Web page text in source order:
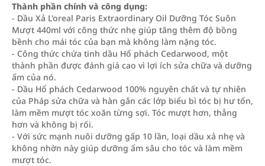
Thành phần chính và công dụng:
- Dầu Xả L'oreal Paris Extraordinary Oil Dưỡng Tóc Suôn
Mượt 440ml với công thức nhẹ giúp tăng thêm độ bồng
bềnh cho mái tóc của bạn mà không làm nặng tóc.
- Công thức chứa tinh dầu Hổ phách Cedarwood, một
thành phần được đánh giá cao vì lợi ích sửa chữa và dưỡng
ẩm của nó.
- Dầu Hổ phách Cedarwood 100% nguyên chất và tự nhiên
của Pháp sửa chữa và hàn gắn các lớp biểu bì tóc bị hư tổn,
làm mềm mượt tóc xoăn từng sợi. Tóc mượt hơn, thẳng
hơn và không bị rối.
- Với sức mạnh nuôi dưỡng gấp 10 lần, loại dầu xả nhẹ và
không nhờn này giúp dưỡng ẩm sâu cho tóc và làm mềm
mượt tóc.